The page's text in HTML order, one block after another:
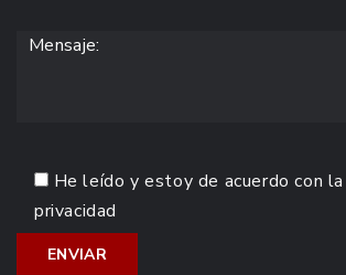
He leído y estoy de acuerdo con la
privacidad